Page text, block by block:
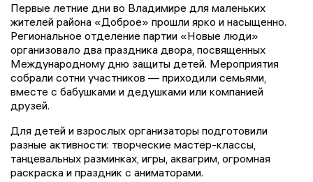
Первые летние дни во Владимире для маленьких
жителей района «Доброе» прошли ярко и насыщенно.
Региональное отделение партии «Новые люди»
организовало два праздника двора, посвященных
Международному дню защиты детей. Мероприятия
собрали сотни участников — приходили семьями,
вместе с бабушками и дедушками или компанией
друзей.
Для детей и взрослых организаторы подготовили
разные активности: творческие мастер-классы,
танцевальных разминках, игры, аквагрим, огромная
раскраска и праздник с аниматорами.